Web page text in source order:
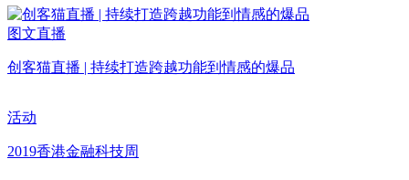
图文直播
创客猫直播 | 持续打造跨越功能到情感的爆品
活动
2019香港金融科技周